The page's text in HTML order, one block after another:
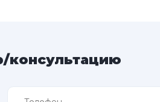
консультацию